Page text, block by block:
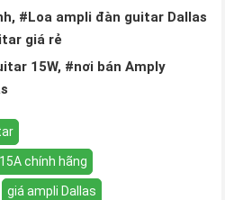
#Loa ampli đàn guitar Dallas
giá rẻ
15W, #nơi bán Amply
chính hãng
giá ampli Dallas